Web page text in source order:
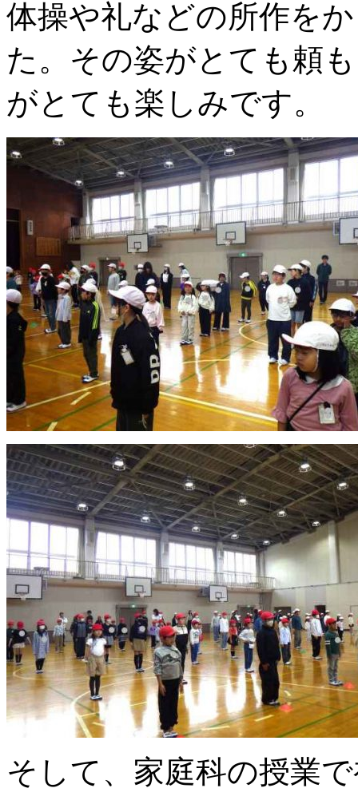
体操や礼などの所作を
た。その姿がとても頼
がとても楽しみです。
そして、家庭科の授業